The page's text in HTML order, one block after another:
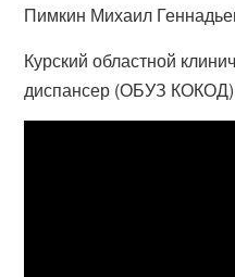
Пимкин Михаил
Курский областной
диспансер (ОБУЗ